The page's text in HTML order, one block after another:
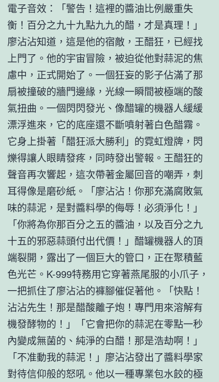
電子音效：「警告！這裡的醬油比例嚴重失
衡！百分之九十九點九九的醋，才是真理！」
廖沾沾知道，這是他的宿敵，王醋狂，已經找
上門了。他的宇宙冒險，被迫從他對蒜泥的焦
慮中，正式開始了。一個狂妄的影子佔滿了那
扇被撞破的牆門邊緣，光線一瞬間被極端的酸
氣扭曲。一個閃閃發光、像醋罐的機器人緩緩
漂浮進來，它的底座還不斷噴射著白色醋霧。
它身上掛著「醋狂派大勝利」的霓虹燈牌，閃
爍得讓人眼睛發疼，同時發出警報。王醋狂的
聲音再次響起，這次帶著金屬回音的嘲弄，刺
耳得像是磨砂紙。「廖沾沾！你那充滿腐敗氣
味的蒜泥，是對醬料學的侮辱！必須淨化！」
「你將為你那百分之五的醬油，以及百分之九
十五的邪惡蒜頭付出代價！」醋罐機器人的頂
端裂開，露出了一個巨大的管口，正在聚積藍
色光芒。K-999特務用它穿著燕尾服的小爪子，
一把抓住了廖沾沾的褲腳催促著他。「快點！
沾沾先生！那是醋酸離子炮！專門用來溶解有
機發酵物的！」「它會把你的蒜泥在零點一秒
內變成無菌的、純淨的白醋！那是浩劫啊！」
「不准動我的蒜泥！」廖沾沾發出了醬料學家
對待信仰般的怒吼。他以一種專業包水餃的極